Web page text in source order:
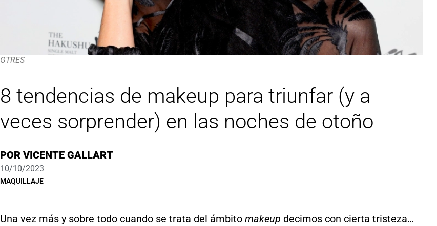
GTRES
8 tendencias de makeup para triunfar (y a
veces sorprender) en las noches de otoño
POR VICENTE GALLART
10/10/2023
MAQUILLAJE
Una vez más y sobre todo cuando se trata del ámbito makeup decimos con cierta tristeza…